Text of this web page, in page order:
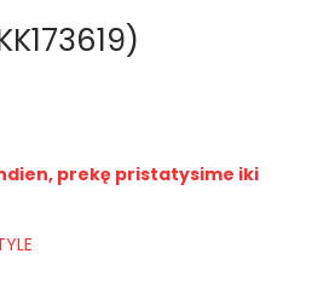
prekę pristatysime iki